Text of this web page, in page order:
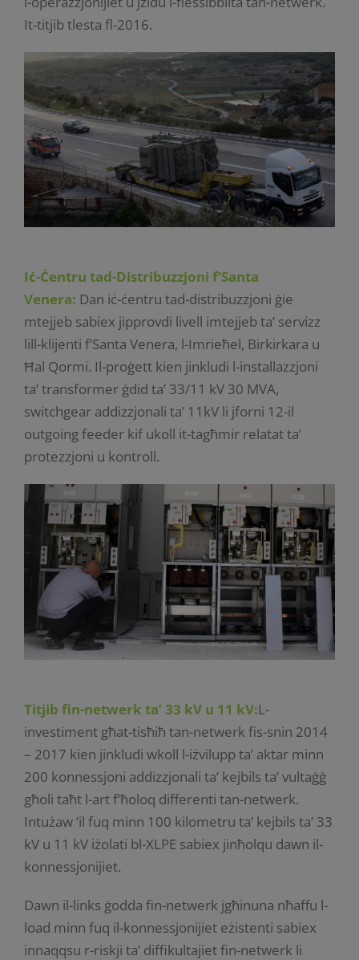
It-titjib tlesta fl-2016.
Iċ-Ċentru tad-Distribuzzjoni f’Santa
Venera: Dan iċ-ċentru tad-distribuzzjoni ġie
mtejjeb sabiex jipprovdi livell imtejjeb ta’ servizz
lill-klijenti f’Santa Venera, l-Imrieħel, Birkirkara u
Ħal Qormi. Il-proġett kien jinkludi l-installazzjoni
ta’ transformer ġdid ta’ 33/11 kV 30 MVA,
switchgear addizzjonali ta’ 11kV li jforni 12-il
outgoing feeder kif ukoll it-tagħmir relatat ta’
protezzjoni u kontroll.
Titjib fin-netwerk ta’ 33 kV u 11 kV:L-
investiment għat-tisħiħ tan-netwerk fis-snin 2014
– 2017 kien jinkludi wkoll l-iżvilupp ta’ aktar minn
200 konnessjoni addizzjonali ta’ kejbils ta’ vultaġġ
għoli taħt l-art f’ħoloq differenti tan-netwerk.
Intużaw ’il fuq minn 100 kilometru ta’ kejbils ta’ 33
kV u 11 kV iżolati bl-XLPE sabiex jinħolqu dawn il-
konnessjonijiet.
Dawn il-links ġodda fin-netwerk jgħinuna nħaffu l-
load minn fuq il-konnessjonijiet eżistenti sabiex
innaqqsu r-riskji ta’ diffikultajiet fin-netwerk li